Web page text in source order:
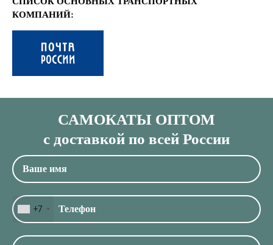
КОМПАНИЙ:
САМОКАТЫ ОПТОМ
с доставкой по всей России
+7